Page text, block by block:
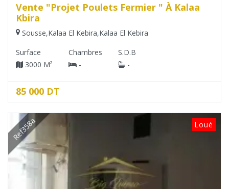
Vente "Projet Poulets Fermier " À Kalaa
Kbira
Sousse,Kalaa El Kebira,Kalaa El Kebira
Surface
3000 M²
Chambres
-
S.D.B
-
85 000 DT
Ref358a Loué